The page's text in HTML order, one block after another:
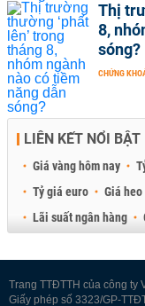
Thị
8,
sóng?
CHỨNG
LIÊN KẾT NỔI BẬT
Giá vàng hôm nay
Tỷ giá euro
Giá heo
Lãi suất ngân hàng
Trang TTĐTTH của công ty
Giấy phép số 3323/GP-